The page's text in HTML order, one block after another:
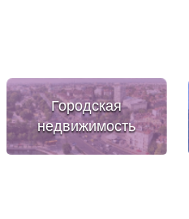
Городская
недвижимость